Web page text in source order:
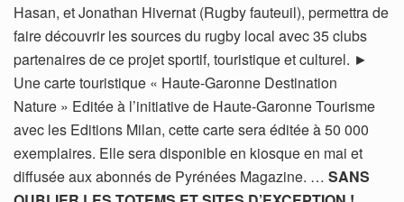
Hasan, et Jonathan Hivernat (Rugby fauteuil), permettra de
faire découvrir les sources du rugby local avec 35 clubs
partenaires de ce projet sportif, touristique et culturel. ►
Une carte touristique « Haute-Garonne Destination
Nature » Editée à l’initiative de Haute-Garonne Tourisme
avec les Editions Milan, cette carte sera éditée à 50 000
exemplaires. Elle sera disponible en kiosque en mai et
diffusée aux abonnés de Pyrénées Magazine. … SANS